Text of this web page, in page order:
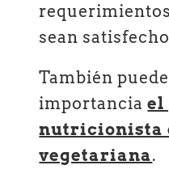
sean
También
importanciael
nutricionista
vegetariana.